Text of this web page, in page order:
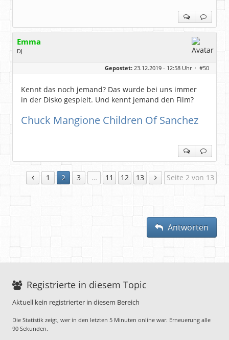
Emma
DJ
Geschlecht:
keine Angabe
Dabei seit:
01 / 2009
Gepostet: 23.12.2019 - 12:58 Uhr · #50
Kennt das noch jemand? Das wurde bei uns immer
in der Disko gespielt. Und kennt jemand den Film?
Chuck Mangione Children Of Sanchez
1 2 3 … 11 12 13 Seite 2 von 13
Antworten
Registrierte in diesem Topic
Aktuell kein registrierter in diesem Bereich
Die Statistik zeigt, wer in den letzten 5 Minuten online war. Erneuerung alle
90 Sekunden.